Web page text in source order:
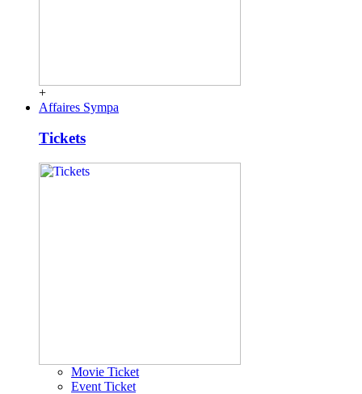
+
Affaires Sympa
Tickets
Movie Ticket
Event Ticket